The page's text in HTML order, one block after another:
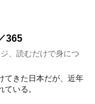
365
、読むだけで身につ
てきた日本だが、近年
いる。